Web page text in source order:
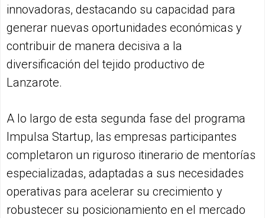
innovadoras, destacando su capacidad para
generar nuevas oportunidades económicas y
contribuir de manera decisiva a la
diversificación del tejido productivo de
Lanzarote.
A lo largo de esta segunda fase del programa
Impulsa Startup, las empresas participantes
completaron un riguroso itinerario de mentorías
especializadas, adaptadas a sus necesidades
operativas para acelerar su crecimiento y
robustecer su posicionamiento en el mercado